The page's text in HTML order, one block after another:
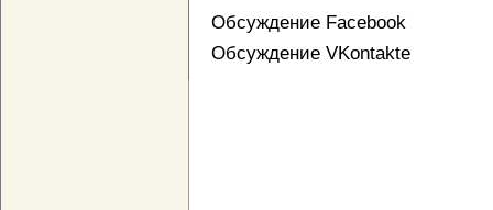
Обсуждение Facebook
Обсуждение VKontakte